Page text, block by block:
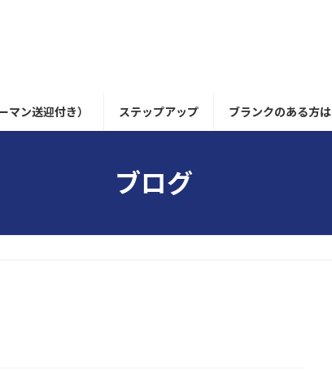
マン送迎付き） ステップアップ ブランクのある方は
ブログ